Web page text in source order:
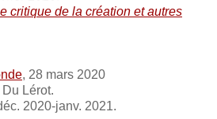
critique de la création et autres
, 28 mars 2020
Du Lérot.
2020-janv. 2021.